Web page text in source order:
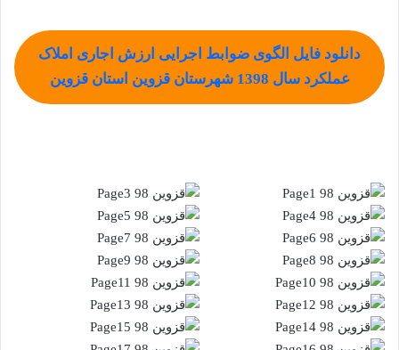
دانلود فایل الگوی ضوابط اجرایی ارزش اجاری املاک
عملکرد سال 1398 شهرستان قزوین استان قزوین